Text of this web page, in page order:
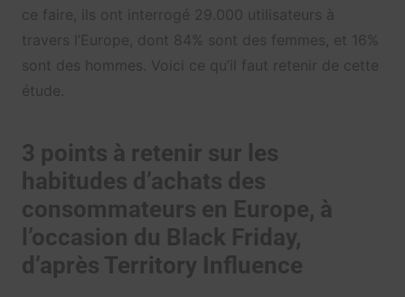
ce faire, ils ont interrogé 29.000 utilisateurs à
travers l’Europe, dont 84% sont des femmes, et 16%
sont des hommes. Voici ce qu’il faut retenir de cette
étude.
3 points à retenir sur les
habitudes d’achats des
consommateurs en Europe, à
l’occasion du Black Friday,
d’après Territory Influence